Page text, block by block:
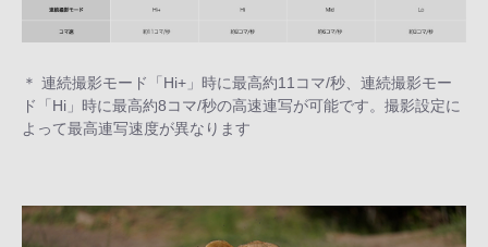
＊ 連続撮影モード「Hi+」時に最高約11コマ/秒、連続撮影モー
ド「Hi」時に最高約8コマ/秒の高速連写が可能です。撮影設定に
よって最高連写速度が異なります